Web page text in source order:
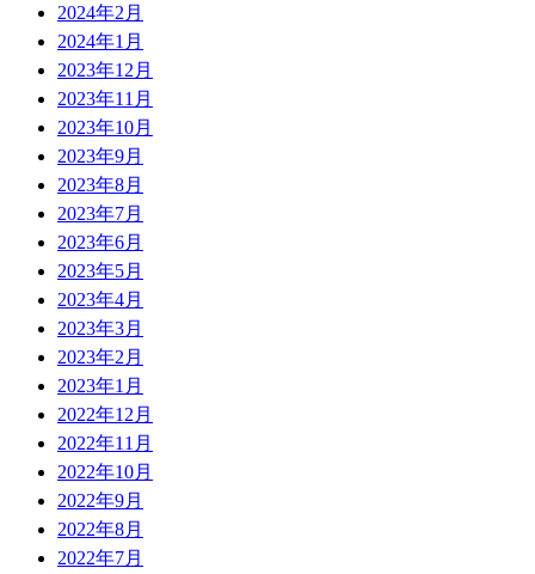
2024年2月
2024年1月
2023年12月
2023年11月
2023年10月
2023年9月
2023年8月
2023年7月
2023年6月
2023年5月
2023年4月
2023年3月
2023年2月
2023年1月
2022年12月
2022年11月
2022年10月
2022年9月
2022年8月
2022年7月